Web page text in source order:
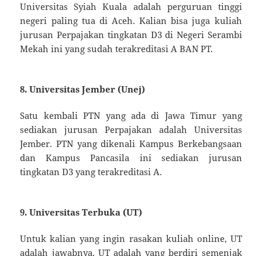
Universitas Syiah Kuala adalah perguruan tinggi
negeri paling tua di Aceh. Kalian bisa juga kuliah
jurusan Perpajakan tingkatan D3 di Negeri Serambi
Mekah ini yang sudah terakreditasi A BAN PT.
8. Universitas Jember (Unej)
Satu kembali PTN yang ada di Jawa Timur yang
sediakan jurusan Perpajakan adalah Universitas
Jember. PTN yang dikenali Kampus Berkebangsaan
dan Kampus Pancasila ini sediakan jurusan
tingkatan D3 yang terakreditasi A.
9. Universitas Terbuka (UT)
Untuk kalian yang ingin rasakan kuliah online, UT
adalah jawabnya. UT adalah yang berdiri semenjak